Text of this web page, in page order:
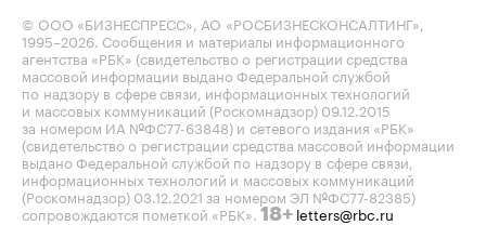
© ООО «БИЗНЕСПРЕСС», АО «РОСБИЗНЕСКОНСАЛТИНГ»,
1995–2026 . Сообщения и материалы информационного
агентства «РБК» (свидетельство о регистрации средства
массовой информации выдано Федеральной службой
по надзору в сфере связи, информационных технологий
и массовых коммуникаций (Роскомнадзор) 09.12.2015
за номером ИА №ФС77-63848) и сетевого издания «РБК»
(свидетельство о регистрации средства массовой информации
выдано Федеральной службой по надзору в сфере связи,
информационных технологий и массовых коммуникаций
(Роскомнадзор) 03.12.2021 за номером ЭЛ №ФС77-82385)
сопровождаются пометкой «РБК». 18+ letters@rbc.ru